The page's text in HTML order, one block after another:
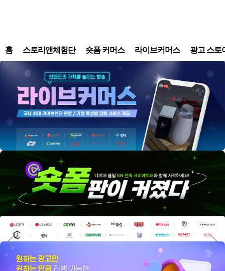
홈 스토리앤체험단 숏폼 커머스 라이브커머스 광고 스토